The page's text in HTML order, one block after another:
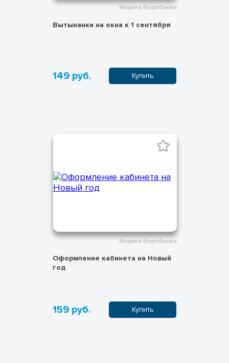
Марина Воробьева
Вытынанки на окна к 1 сентября
149 руб. Купить
Марина Воробьева
Оформление кабинета на Новый
год
159 руб. Купить